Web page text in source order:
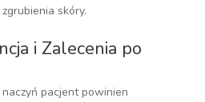
skóry.
i Zalecenia po
pacjent powinien